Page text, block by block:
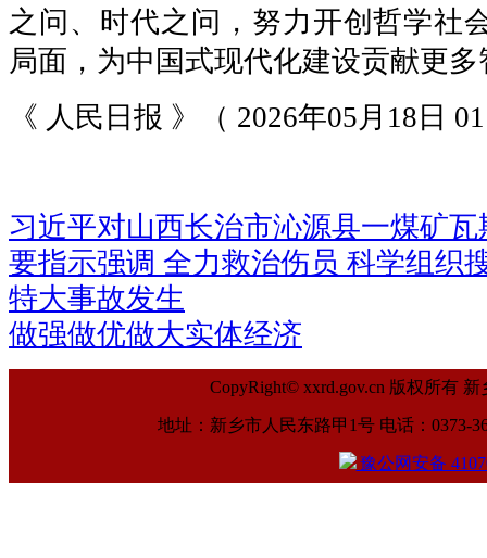
之问、时代之问，努力开创哲学社
局面，为中国式现代化建设贡献更
《 人民日报 》（ 2026年05月18日
习近平对山西长治市沁源县一煤矿
要指示强调 全力救治伤员 科学组织
特大事故发生
做强做优做大实体经济
CopyRight© xxrd.gov.cn 版权所有
地址：新乡市人民东路甲1号 电话：0373-
豫公网安备